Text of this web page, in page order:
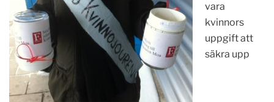
vara
kvinnors
uppgift att
säkra upp